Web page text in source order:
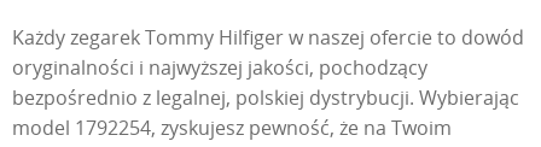
Każdy zegarek Tommy Hilfiger w naszej ofercie to dowód
oryginalności i najwyższej jakości, pochodzący
bezpośrednio z legalnej, polskiej dystrybucji. Wybierając
model 1792254, zyskujesz pewność, że na Twoim